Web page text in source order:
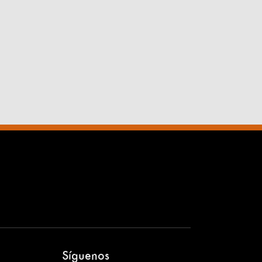
Síguenos